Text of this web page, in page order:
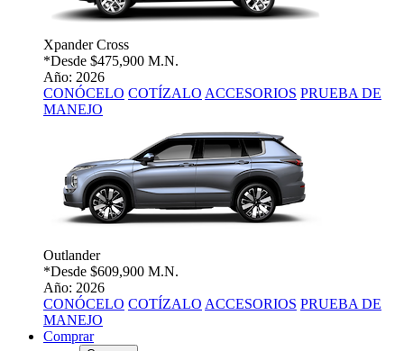
Xpander Cross
*Desde $475,900 M.N.
Año: 2026
CONÓCELO COTÍZALO ACCESORIOS PRUEBA DE
MANEJO
Outlander
*Desde $609,900 M.N.
Año: 2026
CONÓCELO COTÍZALO ACCESORIOS PRUEBA DE
MANEJO
Comprar